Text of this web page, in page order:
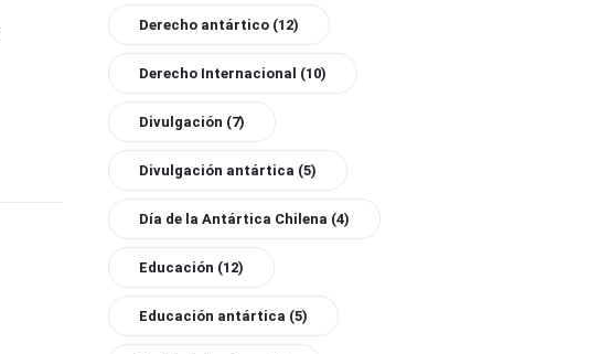
Derecho antártico (12)
Derecho Internacional (10)
Divulgación (7)
Divulgación antártica (5)
Día de la Antártica Chilena (4)
Educación (12)
Educación antártica (5)